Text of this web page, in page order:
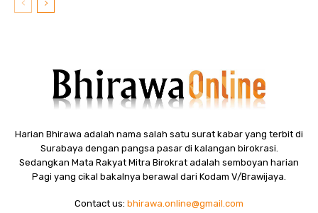
Harian Bhirawa adalah nama salah satu surat kabar yang terbit di
Surabaya dengan pangsa pasar di kalangan birokrasi.
Sedangkan Mata Rakyat Mitra Birokrat adalah semboyan harian
Pagi yang cikal bakalnya berawal dari Kodam V/Brawijaya.
Contact us: bhirawa.online@gmail.com